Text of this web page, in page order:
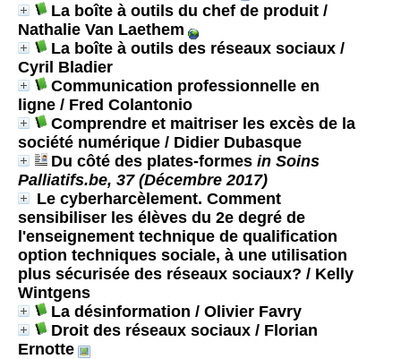
La boîte à outils du chef de produit /
Nathalie Van Laethem
La boîte à outils des réseaux sociaux /
Cyril Bladier
Communication professionnelle en
ligne / Fred Colantonio
Comprendre et maitriser les excès de la
société numérique / Didier Dubasque
Du côté des plates-formes in Soins
Palliatifs.be, 37 (Décembre 2017)
Le cyberharcèlement. Comment
sensibiliser les élèves du 2e degré de
l'enseignement technique de qualification
option techniques sociale, à une utilisation
plus sécurisée des réseaux sociaux? / Kelly
Wintgens
La désinformation / Olivier Favry
Droit des réseaux sociaux / Florian
Ernotte